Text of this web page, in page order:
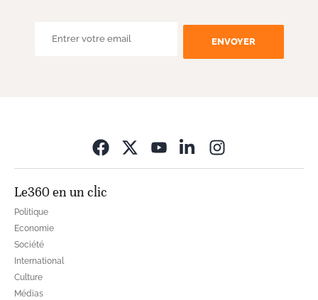
ENVOYER
Le360 en un clic
Politique
Economie
Société
International
Culture
Médias